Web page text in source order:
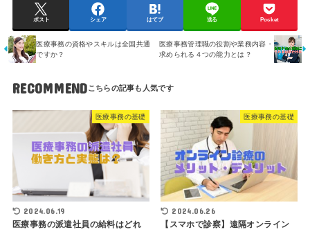
ポスト シェア はてブ 送る Pocket
医療事務の資格やスキルは全国共通
ですか？
医療事務管理職の役割や業務内容・
求められる４つの能力とは？
RECOMMEND
医療事務の基礎
2024.06.19
医療事務の派遣社員の給料はどれ
医療事務の基礎
2024.06.26
【スマホで診察】遠隔オンライン